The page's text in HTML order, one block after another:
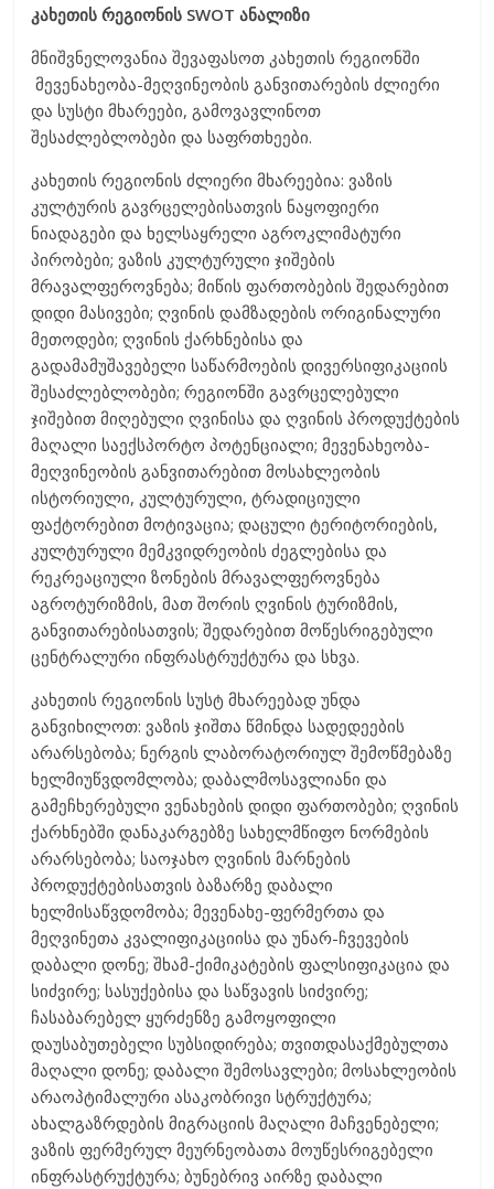
კახეთის რეგიონის SWOT ანალიზი
მნიშვნელოვანია შევაფასოთ კახეთის რეგიონში
მევენახეობა-მეღვინეობის განვითარების ძლიერი
და სუსტი მხარეები, გამოვავლინოთ
შესაძლებლობები და საფრთხეები.
კახეთის რეგიონის ძლიერი მხარეებია: ვაზის
კულტურის გავრცელებისათვის ნაყოფიერი
ნიადაგები და ხელსაყრელი აგროკლიმატური
პირობები; ვაზის კულტურული ჯიშების
მრავალფეროვნება; მიწის ფართობების შედარებით
დიდი მასივები; ღვინის დამზადების ორიგინალური
მეთოდები; ღვინის ქარხნებისა და
გადამამუშავებელი საწარმოების დივერსიფიკაციის
შესაძლებლობები; რეგიონში გავრცელებული
ჯიშებით მიღებული ღვინისა და ღვინის პროდუქტების
მაღალი საექსპორტო პოტენციალი; მევენახეობა-
მეღვინეობის განვითარებით მოსახლეობის
ისტორიული, კულტურული, ტრადიციული
ფაქტორებით მოტივაცია; დაცული ტერიტორიების,
კულტურული მემკვიდრეობის ძეგლებისა და
რეკრეაციული ზონების მრავალფეროვნება
აგროტურიზმის, მათ შორის ღვინის ტურიზმის,
განვითარებისათვის; შედარებით მოწესრიგებული
ცენტრალური ინფრასტრუქტურა და სხვა.
კახეთის რეგიონის სუსტ მხარეებად უნდა
განვიხილოთ: ვაზის ჯიშთა წმინდა სადედეების
არარსებობა; ნერგის ლაბორატორიულ შემოწმებაზე
ხელმიუწვდომლობა; დაბალმოსავლიანი და
გამეჩხერებული ვენახების დიდი ფართობები; ღვინის
ქარხნებში დანაკარგებზე სახელმწიფო ნორმების
არარსებობა; საოჯახო ღვინის მარნების
პროდუქტებისათვის ბაზარზე დაბალი
ხელმისაწვდომობა; მევენახე-ფერმერთა და
მეღვინეთა კვალიფიკაციისა და უნარ-ჩვევების
დაბალი დონე; შხამ-ქიმიკატების ფალსიფიკაცია და
სიძვირე; სასუქებისა და საწვავის სიძვირე;
ჩასაბარებელ ყურძენზე გამოყოფილი
დაუსაბუთებელი სუბსიდირება; თვითდასაქმებულთა
მაღალი დონე; დაბალი შემოსავლები; მოსახლეობის
არაოპტიმალური ასაკობრივი სტრუქტურა;
ახალგაზრდების მიგრაციის მაღალი მაჩვენებელი;
ვაზის ფერმერულ მეურნეობათა მოუწესრიგებელი
ინფრასტრუქტურა; ბუნებრივ აირზე დაბალი